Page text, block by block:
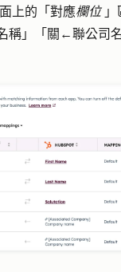
上的「對應欄位」
稱」「關←聯公司